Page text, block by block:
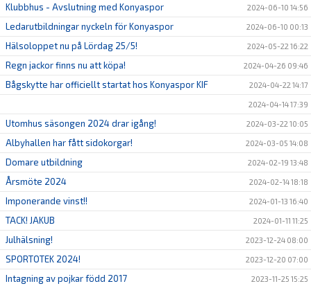
Klubbhus - Avslutning med Konyaspor 2024-06-10 14:56
Ledarutbildningar nyckeln för Konyaspor 2024-06-10 00:13
Hälsoloppet nu på Lördag 25/5! 2024-05-22 16:22
Regn jackor finns nu att köpa! 2024-04-26 09:46
Bågskytte har officiellt startat hos Konyaspor KIF 2024-04-22 14:17
2024-04-14 17:39
Utomhus säsongen 2024 drar igång! 2024-03-22 10:05
Albyhallen har fått sidokorgar! 2024-03-05 14:08
Domare utbildning 2024-02-19 13:48
Årsmöte 2024 2024-02-14 18:18
Imponerande vinst!! 2024-01-13 16:40
TACK! JAKUB 2024-01-11 11:25
Julhälsning! 2023-12-24 08:00
SPORTOTEK 2024! 2023-12-20 07:00
Intagning av pojkar född 2017 2023-11-25 15:25